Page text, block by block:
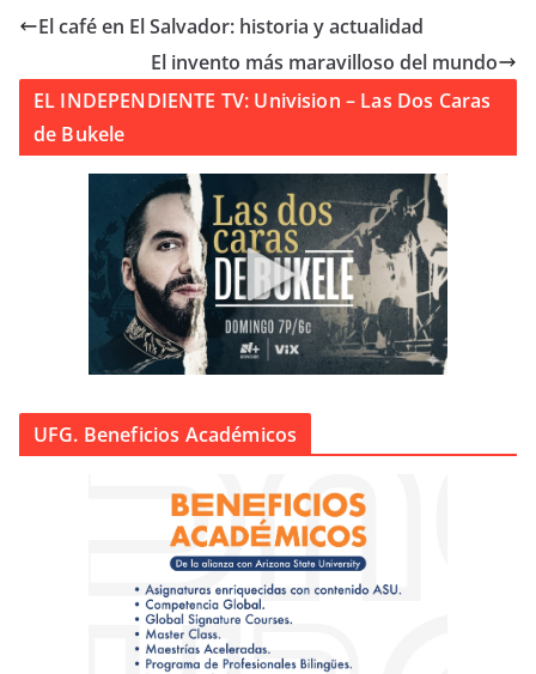
El café en El Salvador: historia y actualidad
El invento más maravilloso del mundo
EL INDEPENDIENTE TV: Univision – Las Dos Caras
de Bukele
UFG. Beneficios Académicos